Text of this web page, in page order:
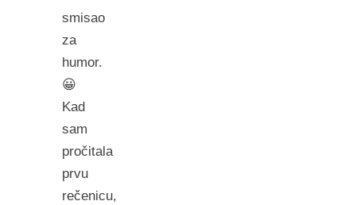
smisao
za
humor.
😀
Kad
sam
pročitala
prvu
rečenicu,